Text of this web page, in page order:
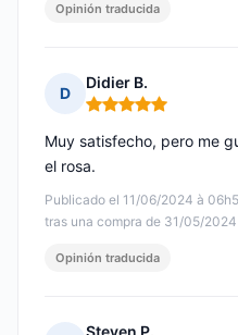
Opinión traducida
D
Didier B.
Nota: 5 de 5
Publicado el 11/06/2024 à
tras una compra de 31/05/2024
Muy satisfecho, pero me
el rosa.
Opinión traducida